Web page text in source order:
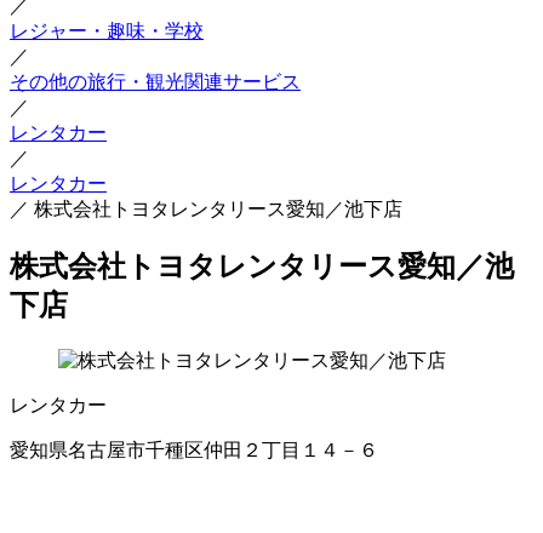
／
レジャー・趣味・学校
／
その他の旅行・観光関連サービス
／
レンタカー
／
レンタカー
／ 株式会社トヨタレンタリース愛知／池下店
株式会社トヨタレンタリース愛知／池
下店
レンタカー
愛知県名古屋市千種区仲田２丁目１４－６